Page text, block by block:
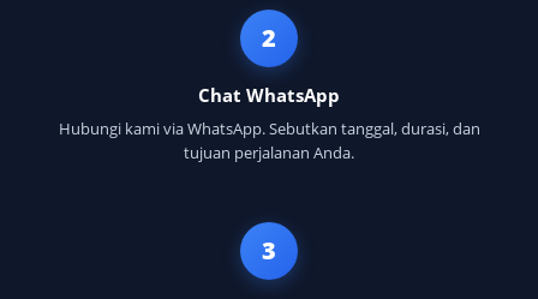
2
Chat WhatsApp
Hubungi kami via WhatsApp. Sebutkan tanggal, durasi, dan
tujuan perjalanan Anda.
3